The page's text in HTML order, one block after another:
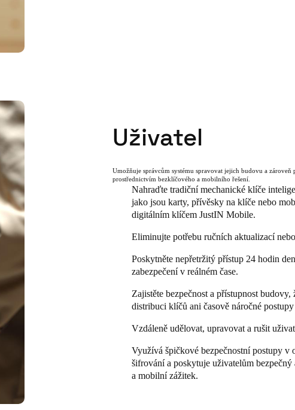
Uživatel
Umožňuje správcům systému spravovat jejich budovu a zároveň
prostřednictvím bezklíčového a mobilního řešení.
Nahraďte tradiční mechanické klíče
jako jsou karty, přívěsky na klíče nebo
digitálním klíčem JustIN Mobile.
Eliminujte potřebu ručních aktualizací
Poskytněte nepřetržitý přístup 24 hodin
zabezpečení v reálném čase.
Zajistěte bezpečnost a přístupnost budovy,
distribuci klíčů ani časově náročné
Vzdáleně udělovat, upravovat a rušit
Využívá špičkové bezpečnostní postupy v
šifrování a poskytuje uživatelům
a mobilní zážitek.